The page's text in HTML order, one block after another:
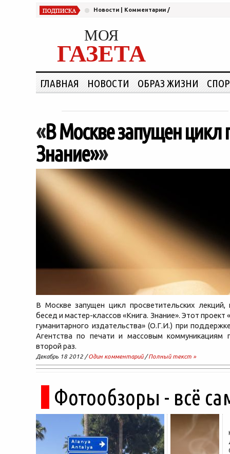
Новости Комментарии /
МОЯ
ГАЗЕТА
ГЛАВНАЯ НОВОСТИ ОБРАЗ ЖИЗНИ
«В Москве запущен цикл
Знание»»
В Москве запущен цикл просветительских лекций,
бесед и мастер-классов «Книга. Знание». Этот
гуманитарного издательства» (О.Г.И.) при
Агентства по печати и массовым коммуникациям
второй раз.
Декабрь 18 2012 /Один комментарий/Полный текст »
Фотообзоры - всё